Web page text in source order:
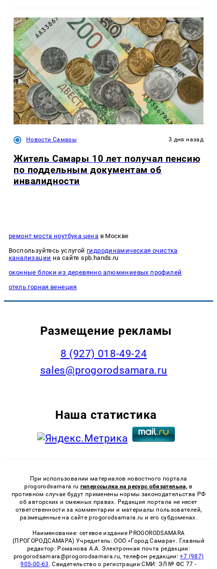
Новости Самары 3 дня назад
Житель Самары 10 лет получал пенсию
по поддельным документам об
инвалидности
ремонт моста ноутбука цена в Москве
Воспользуйтесь услугой гидродинамическая очистка
канализации на сайте spb.hands.ru
оконные блоки из деревянно алюминиевых профилей
отель горная венеция
Размещение рекламы
8 (927) 018-49-24
sales@progorodsamara.ru
Наша статистика
При использовании материалов новостного портала
progorodsamara.ru гиперссылка на ресурс обязательна, в
противном случае будут применены нормы законодательства РФ
об авторских и смежных правах. Редакция портала не несет
ответственности за комментарии и материалы пользователей,
размещенные на сайте progorodsamara.ru и его субдоменах.
Наименование: сетевое издание PROGORODSAMARA
(ПРОГОРОДСАМАРА) Учредитель: ООО «Город Самара». Главный
редактор: Романова А.А. Электронная почта редакции:
progorodsamara@progorodsamara.ru, телефон редакции:+7 (987)
905-00-63 . Свидетельство о регистрации СМИ: ЭЛ № ФС 77 -